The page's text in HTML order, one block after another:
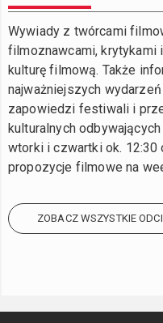
Wywiady z twórcami
filmoznawcami, krytykami
kulturę filmową. Także
najważniejszych
zapowiedzi festiwali i
kulturalnych
wtorki i czwartki ok. 12:30
propozycje filmowe na
ZOBACZ WSZYSTKIE